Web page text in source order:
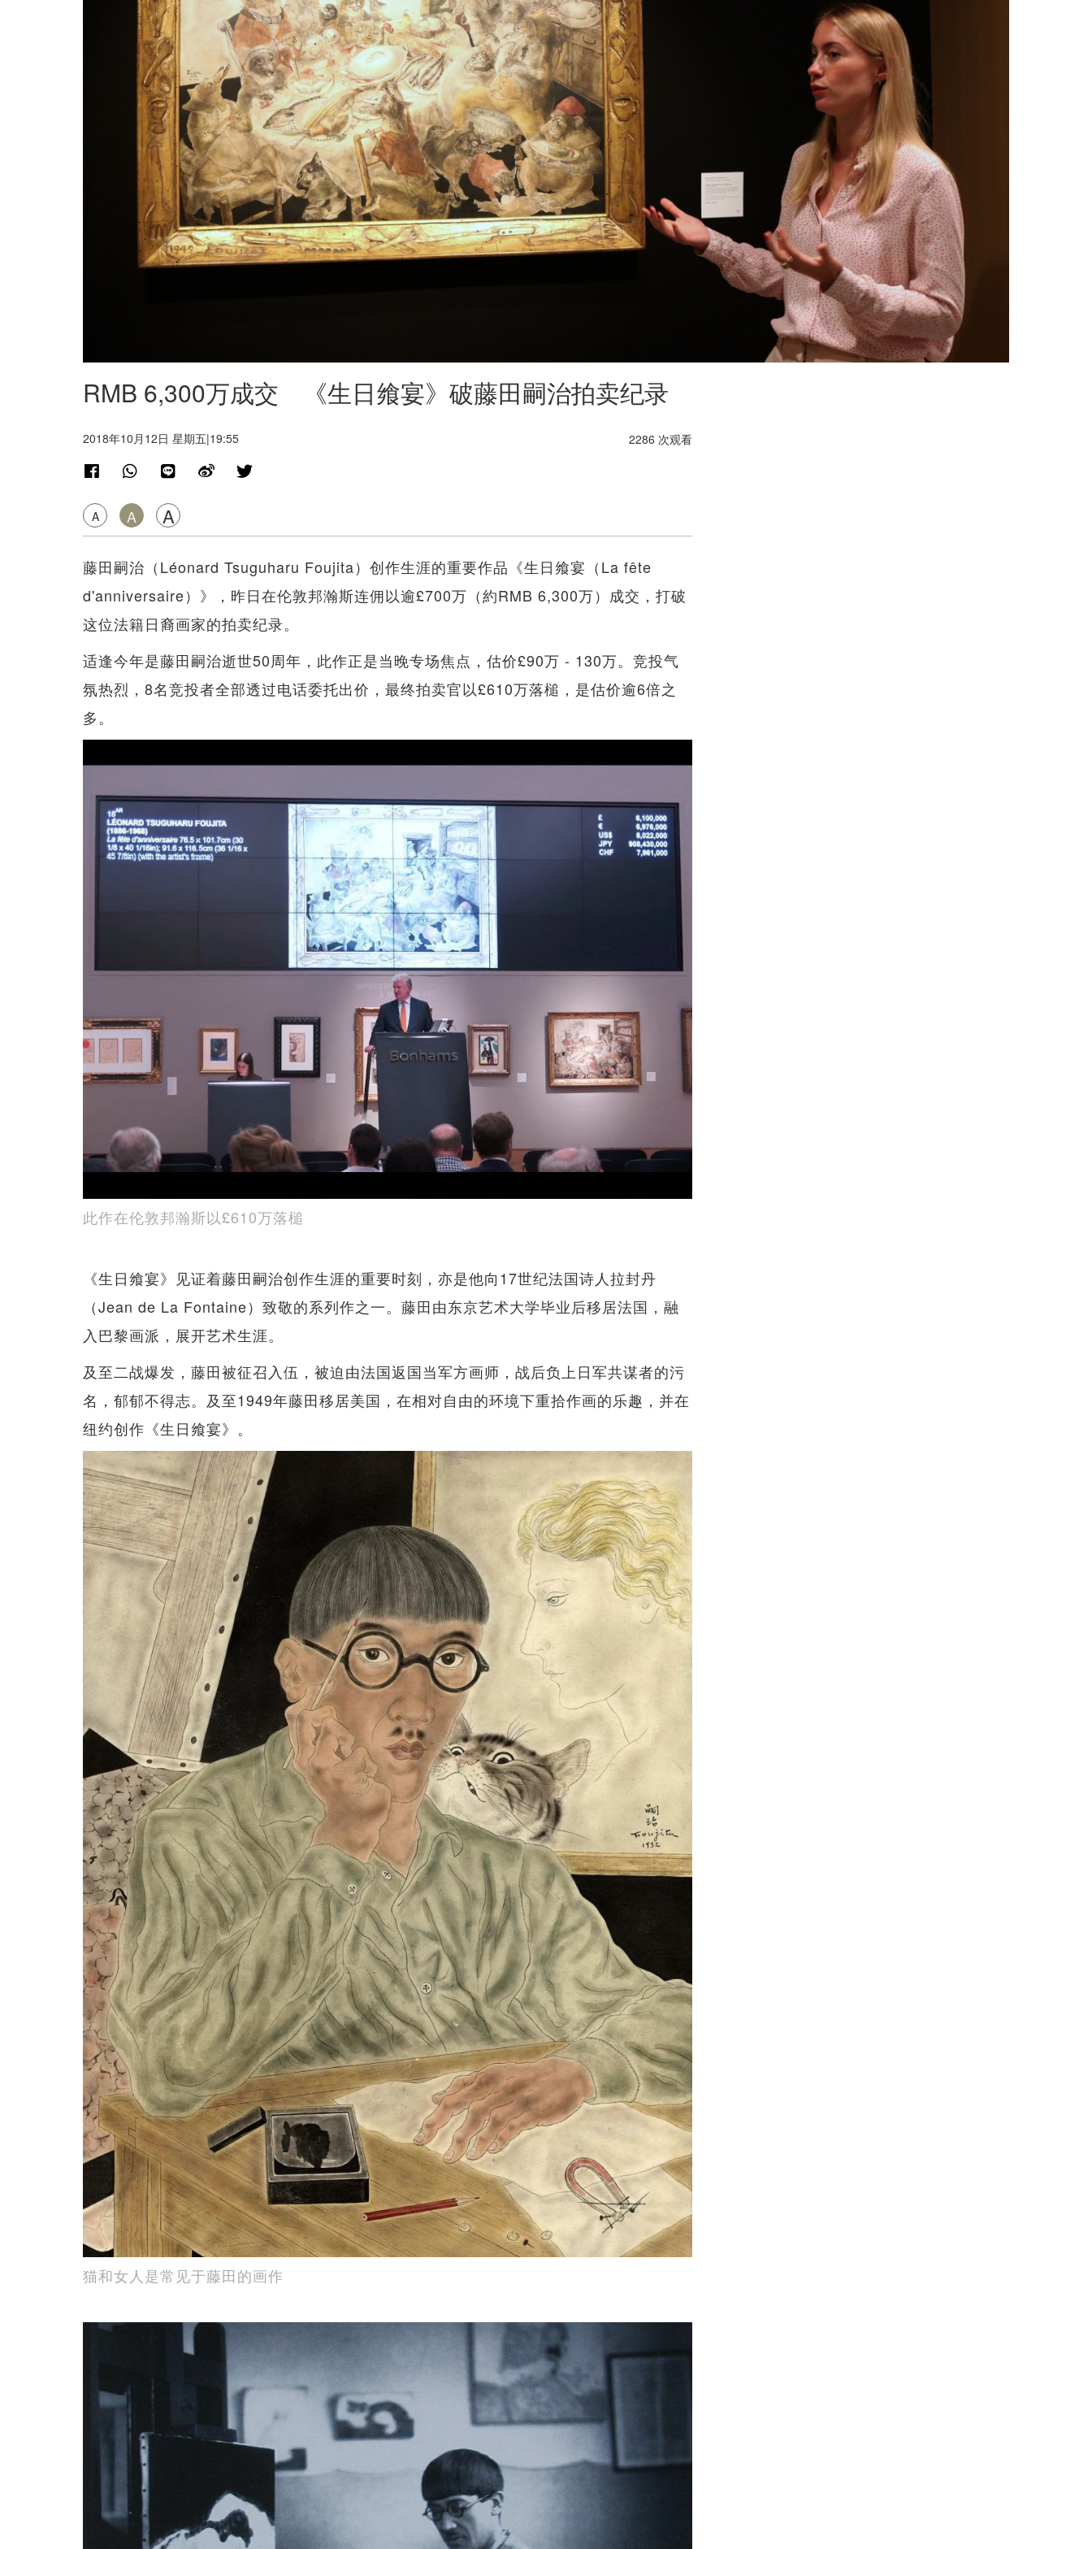
RMB 6,300万成交 《生日飨宴》破藤田嗣治拍卖纪录
2018年10月12日 星期五|19:55
A A A
2286 次观看
藤田嗣治（Léonard Tsuguharu Foujita）创作生涯的重要作品《生日飨宴（La fête
d'anniversaire）》，昨日在伦敦邦瀚斯连佣以逾£700万（約RMB 6,300万）成交，打破
这位法籍日裔画家的拍卖纪录。
适逢今年是藤田嗣治逝世50周年，此作正是当晚专场焦点，估价£90万 - 130万。竞投气
氛热烈，8名竞投者全部透过电话委托出价，最终拍卖官以£610万落槌，是估价逾6倍之
多。
此作在伦敦邦瀚斯以£610万落槌
《生日飨宴》见证着藤田嗣治创作生涯的重要时刻，亦是他向17世纪法国诗人拉封丹
（Jean de La Fontaine）致敬的系列作之一。藤田由东京艺术大学毕业后移居法国，融
入巴黎画派，展开艺术生涯。
及至二战爆发，藤田被征召入伍，被迫由法国返国当军方画师，战后负上日军共谋者的污
名，郁郁不得志。及至1949年藤田移居美国，在相对自由的环境下重拾作画的乐趣，并在
纽约创作《生日飨宴》。
猫和女人是常见于藤田的画作